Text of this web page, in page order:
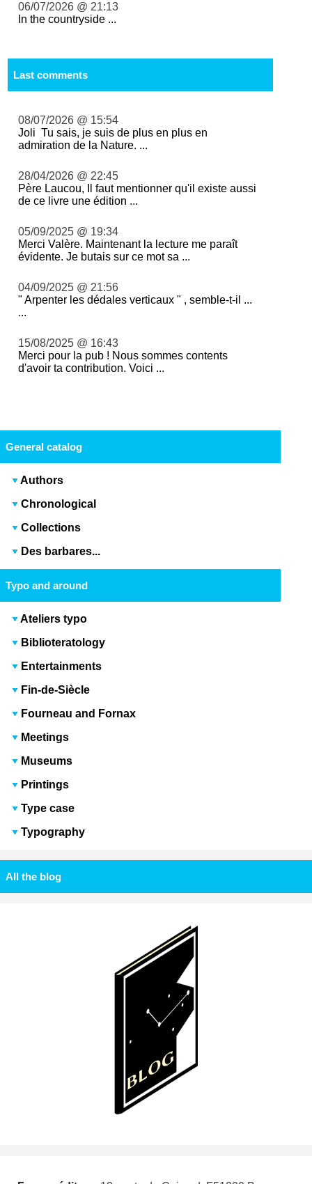
06/07/2026 @ 21:13
In the countryside ...
Last comments
08/07/2026 @ 15:54
Joli Tu sais, je suis de plus en plus en
admiration de la Nature. ...
28/04/2026 @ 22:45
Père Laucou, Il faut mentionner qu'il existe aussi
de ce livre une édition ...
05/09/2025 @ 19:34
Merci Valère. Maintenant la lecture me paraît
évidente. Je butais sur ce mot sa ...
04/09/2025 @ 21:56
" Arpenter les dédales verticaux " , semble-t-il ...
...
15/08/2025 @ 16:43
Merci pour la pub ! Nous sommes contents
d'avoir ta contribution. Voici ...
General catalog
Authors
Chronological
Collections
Des barbares...
Typo and around
Ateliers typo
Biblioteratology
Entertainments
Fin-de-Siècle
Fourneau and Fornax
Meetings
Museums
Printings
Type case
Typography
All the blog